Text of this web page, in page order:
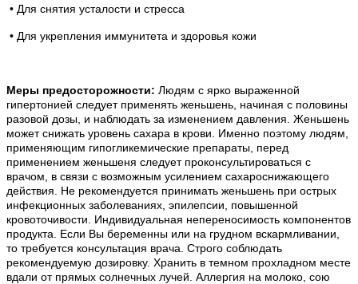
• Для снятия усталости и стресса
• Для укрепления иммунитета и здоровья кожи
Меры предосторожности: Людям с ярко выраженной
гипертонией следует применять женьшень, начиная с половины
разовой дозы, и наблюдать за изменением давления. Женьшень
может снижать уровень сахара в крови. Именно поэтому людям,
применяющим гипогликемические препараты, перед
применением женьшеня следует проконсультироваться с
врачом, в связи с возможным усилением сахароснижающего
действия. Не рекомендуется принимать женьшень при острых
инфекционных заболеваниях, эпилепсии, повышенной
кровоточивости. Индивидуальная непереносимость компонентов
продукта. Если Вы беременны или на грудном вскармливании,
то требуется консультация врача. Строго соблюдать
рекомендуемую дозировку. Хранить в темном прохладном месте
вдали от прямых солнечных лучей. Аллергия на молоко, сою